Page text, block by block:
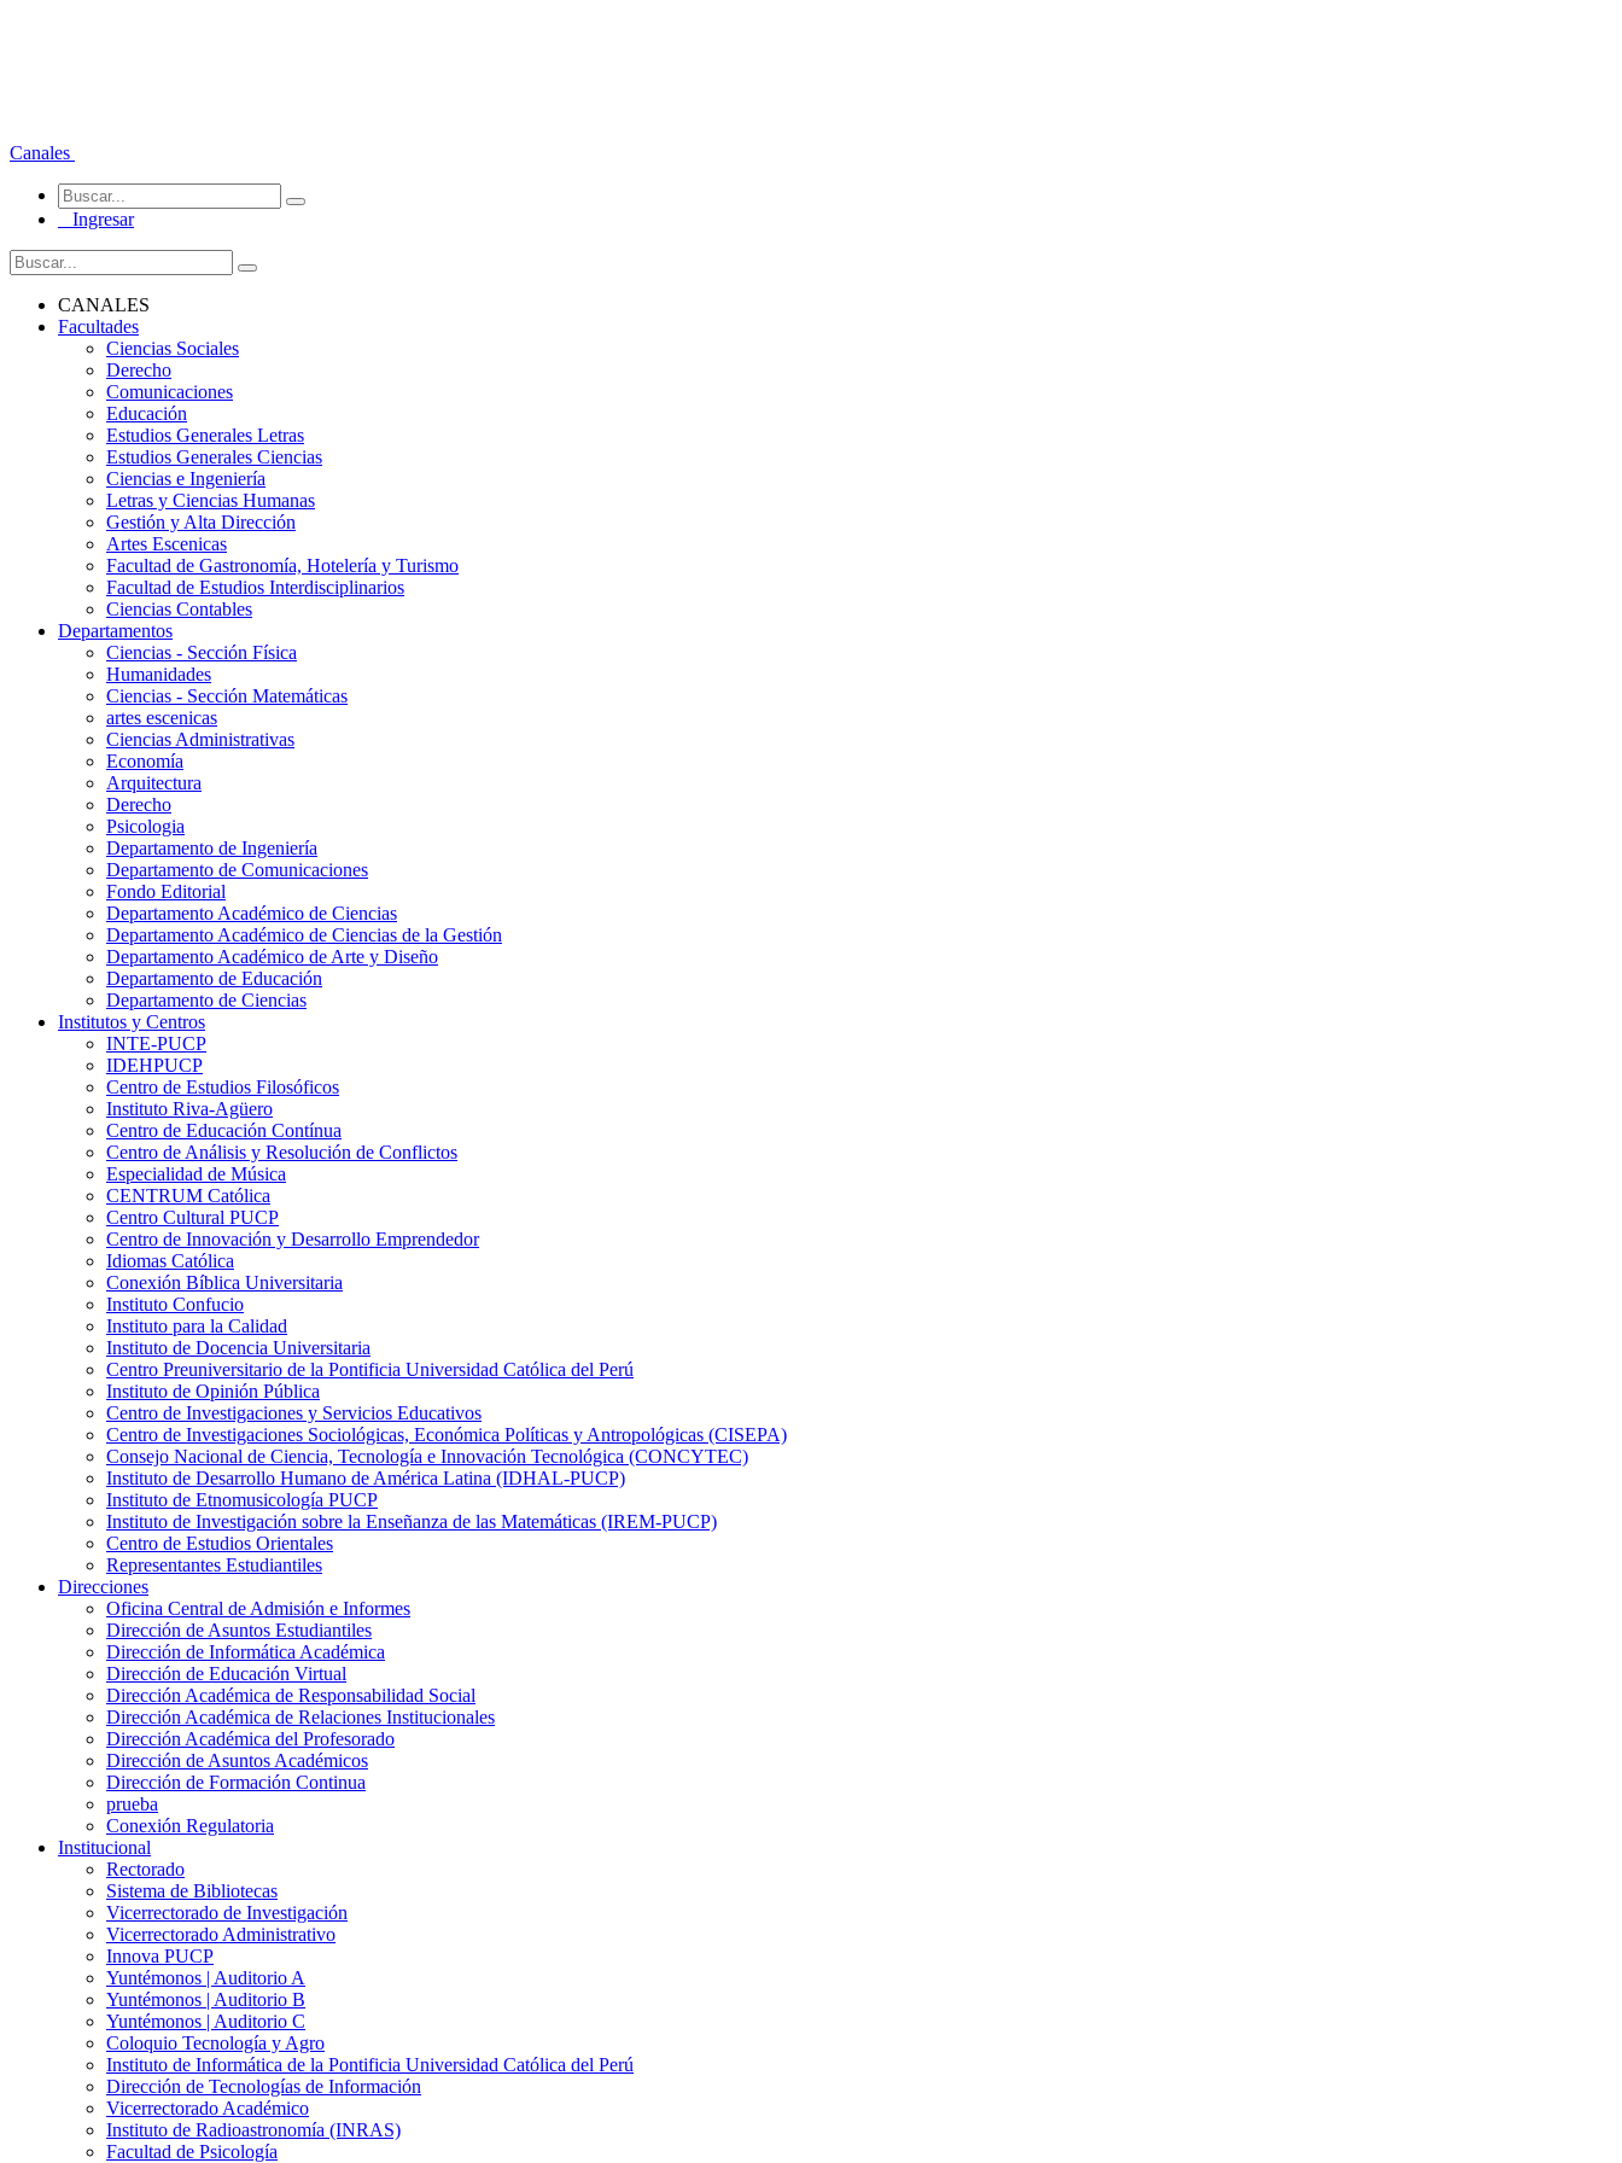
Canales
Ingresar
CANALES
Facultades
Ciencias Sociales
Derecho
Comunicaciones
Educación
Estudios Generales Letras
Estudios Generales Ciencias
Ciencias e Ingeniería
Letras y Ciencias Humanas
Gestión y Alta Dirección
Artes Escenicas
Facultad de Gastronomía, Hotelería y Turismo
Facultad de Estudios Interdisciplinarios
Ciencias Contables
Departamentos
Ciencias - Sección Física
Humanidades
Ciencias - Sección Matemáticas
artes escenicas
Ciencias Administrativas
Economía
Arquitectura
Derecho
Psicologia
Departamento de Ingeniería
Departamento de Comunicaciones
Fondo Editorial
Departamento Académico de Ciencias
Departamento Académico de Ciencias de la Gestión
Departamento Académico de Arte y Diseño
Departamento de Educación
Departamento de Ciencias
Institutos y Centros
INTE-PUCP
IDEHPUCP
Centro de Estudios Filosóficos
Instituto Riva-Agüero
Centro de Educación Contínua
Centro de Análisis y Resolución de Conflictos
Especialidad de Música
CENTRUM Católica
Centro Cultural PUCP
Centro de Innovación y Desarrollo Emprendedor
Idiomas Católica
Conexión Bíblica Universitaria
Instituto Confucio
Instituto para la Calidad
Instituto de Docencia Universitaria
Centro Preuniversitario de la Pontificia Universidad Católica del Perú
Instituto de Opinión Pública
Centro de Investigaciones y Servicios Educativos
Centro de Investigaciones Sociológicas, Económica Políticas y Antropológicas (CISEPA)
Consejo Nacional de Ciencia, Tecnología e Innovación Tecnológica (CONCYTEC)
Instituto de Desarrollo Humano de América Latina (IDHAL-PUCP)
Instituto de Etnomusicología PUCP
Instituto de Investigación sobre la Enseñanza de las Matemáticas (IREM-PUCP)
Centro de Estudios Orientales
Representantes Estudiantiles
Direcciones
Oficina Central de Admisión e Informes
Dirección de Asuntos Estudiantiles
Dirección de Informática Académica
Dirección de Educación Virtual
Dirección Académica de Responsabilidad Social
Dirección Académica de Relaciones Institucionales
Dirección Académica del Profesorado
Dirección de Asuntos Académicos
Dirección de Formación Continua
prueba
Conexión Regulatoria
Institucional
Rectorado
Sistema de Bibliotecas
Vicerrectorado de Investigación
Vicerrectorado Administrativo
Innova PUCP
Yuntémonos | Auditorio A
Yuntémonos | Auditorio B
Yuntémonos | Auditorio C
Coloquio Tecnología y Agro
Instituto de Informática de la Pontificia Universidad Católica del Perú
Dirección de Tecnologías de Información
Vicerrectorado Académico
Instituto de Radioastronomía (INRAS)
Facultad de Psicología